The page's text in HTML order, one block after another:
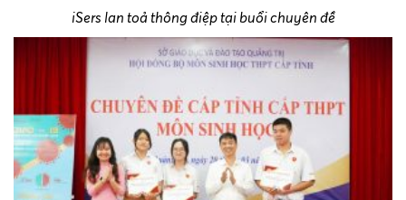
iSers lan toả thông điệp tại buổi chuyên đề